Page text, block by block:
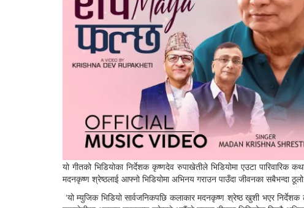
यो गीतको भिडियोका निर्देशक कृष्णदेव रुपाखेतीले भिडियोमा एउटा
मदनकृष्ण श्रेष्ठलाई आफ्नो भिडियोमा अभिनय गराउन पाउँदा जीवनका सबैभन्दा
‘यो म्युजिक भिडियो सार्वजनिकपछि कलाकार मदनकृष्ण श्रेष्ठ खुशी भएर